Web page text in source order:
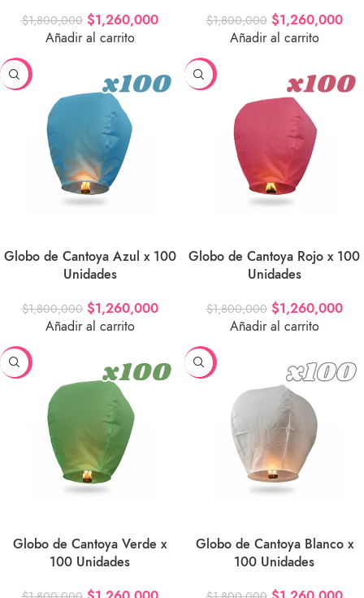
$1,800,000 $1,260,000
Añadir al carrito
$1,800,000 $1,260,000
Añadir al carrito
-30%
Globo de Cantoya Azul x 100
Unidades
$1,800,000 $1,260,000
Añadir al carrito
-30%
Globo de Cantoya Rojo x 100
Unidades
$1,800,000 $1,260,000
Añadir al carrito
-30%
Globo de Cantoya Verde x
100 Unidades
-30%
Globo de Cantoya Blanco x
100 Unidades